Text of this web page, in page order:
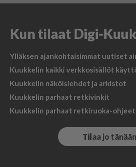
Kun tilaat Digi-
Ylläksen ajankohtaisimmat uutiset
Kuukkelin kaikki verkkosisällöt
Kuukkelin näköislehdet ja arkistot
Kuukkelin parhaat retkivinkit
Kuukkelin parhaat retkiruoka-ohjeet
Tilaa jo tänään